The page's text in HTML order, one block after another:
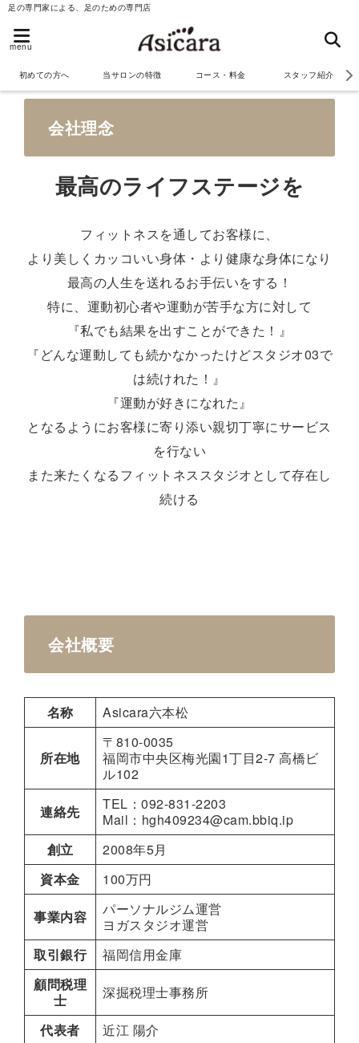
足の専門家による、足のための専門店
menu
初めての方へ 当サロンの特徴 コース・料金 スタッフ紹介
会社理念
最高のライフステージを
フィットネスを通してお客様に、
より美しくカッコいい身体・より健康な身体になり
最高の人生を送れるお手伝いをする！
特に、運動初心者や運動が苦手な方に対して
『私でも結果を出すことができた！』
『どんな運動しても続かなかったけどスタジオ03で
は続けれた！』
『運動が好きになれた』
となるようにお客様に寄り添い親切丁寧にサービス
を行ない
また来たくなるフィットネススタジオとして存在し
続ける
会社概要
名称 Asicara六本松
所在地
〒810-0035
福岡市中央区梅光園1丁目2-7 高橋ビ
ル102
連絡先
TEL：092-831-2203
Mail：hgh409234@cam.bbiq.ip
創立
2008年5月
資本金
100万円
事業内容
パーソナルジム運営
ヨガスタジオ運営
取引銀行
福岡信用金庫
顧問税理
士
深掘税理士事務所
代表者 近江 陽介